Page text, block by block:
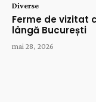
Diverse
Ferme de vizitat
lângă București
mai 28, 2026